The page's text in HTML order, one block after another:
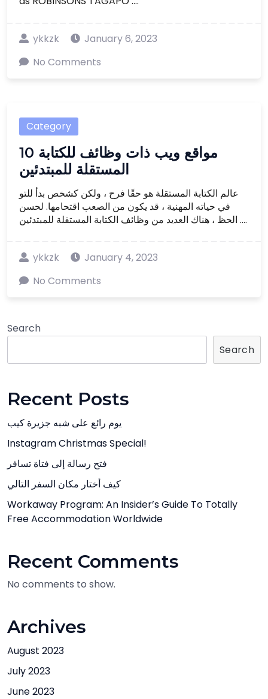
ykkzk
January 6, 2023
No Comments
Category
10 مواقع ويب ذات وظائف للكتابة
المستقلة للمبتدئين
عالم الكتابة المستقلة هو حقًا فرح ، ولكن كشخص بدأ للتو
في حياته المهنية ، قد يكون من الصعب اقتحامها. لحسن
الحظ ، هناك العديد من وظائف الكتابة المستقلة للمبتدئين ....
ykkzk
January 4, 2023
No Comments
Search
Search
Recent Posts
يوم رائع على شبه جزيرة كيب
Instagram Christmas Special!
فتح رسالة إلى فتاة تسافر
كيف أختار مكان السفر التالي
Workaway Program: An Insider’s Guide To Totally
Free Accommodation Worldwide
Recent Comments
No comments to show.
Archives
August 2023
July 2023
June 2023